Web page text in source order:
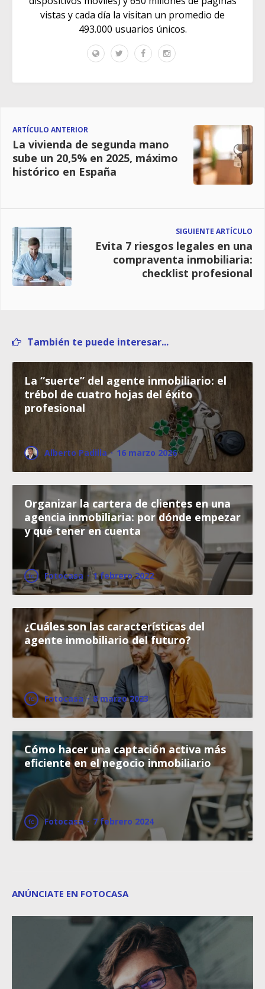
vistas y cada día la visitan un promedio de
493.000 usuarios únicos.
ARTÍCULO ANTERIOR
La vivienda de segunda mano
sube un 20,5% en 2025, máximo
histórico en España
SIGUIENTE ARTÍCULO
Evita 7 riesgos legales en una
compraventa inmobiliaria:
checklist profesional
También te puede interesar...
La “suerte” del agente inmobiliario: el
trébol de cuatro hojas del éxito
profesional
Alberto Padilla · 16 marzo 2026
Organizar la cartera de clientes en una
agencia inmobiliaria: por dónde empezar
y qué tener en cuenta
Fotocasa · 1 febrero 2022
¿Cuáles son las características del
agente inmobiliario del futuro?
Fotocasa · 8 marzo 2023
Cómo hacer una captación activa más
eficiente en el negocio inmobiliario
Fotocasa · 7 febrero 2024
ANÚNCIATE EN FOTOCASA